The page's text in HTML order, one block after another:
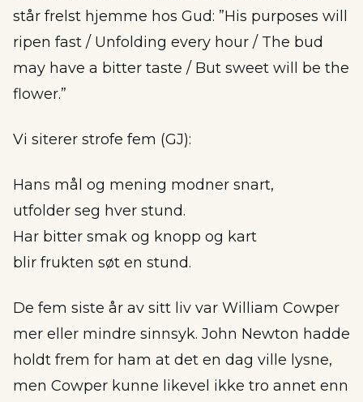
står frelst hjemme hos Gud: ”His purposes will
ripen fast / Unfolding every hour / The bud
may have a bitter taste / But sweet will be the
flower.”
Vi siterer strofe fem (GJ):
Hans mål og mening modner snart,
utfolder seg hver stund.
Har bitter smak og knopp og kart
blir frukten søt en stund.
De fem siste år av sitt liv var William Cowper
mer eller mindre sinnsyk. John Newton hadde
holdt frem for ham at det en dag ville lysne,
men Cowper kunne likevel ikke tro annet enn